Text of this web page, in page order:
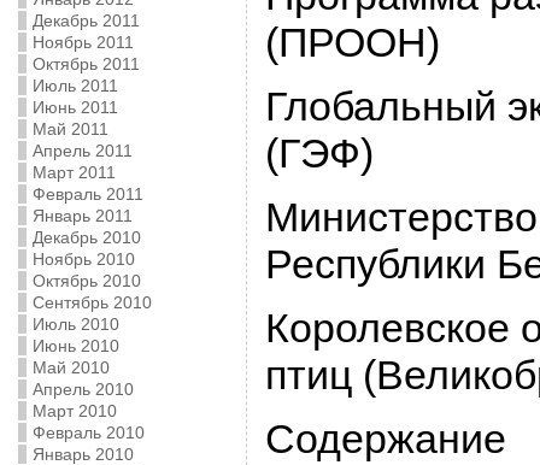
Декабрь 2011
Ноябрь 2011
Октябрь 2011
Июль 2011
Июнь 2011
Май 2011
Апрель 2011
Март 2011
Февраль 2011
Январь 2011
Декабрь 2010
Ноябрь 2010
Октябрь 2010
Сентябрь 2010
Июль 2010
Июнь 2010
Май 2010
Апрель 2010
Март 2010
Февраль 2010
Январь 2010
(ПРООН)
Глобальный
(ГЭФ)
Республики
Королевское
птиц
Содержание